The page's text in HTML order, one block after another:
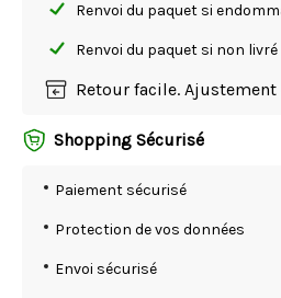
Renvoi du paquet si
Renvoi du paquet si non livré
Retour facile.
Shopping Sécurisé
Paiement sécurisé
Protection de vos données
Envoi sécurisé